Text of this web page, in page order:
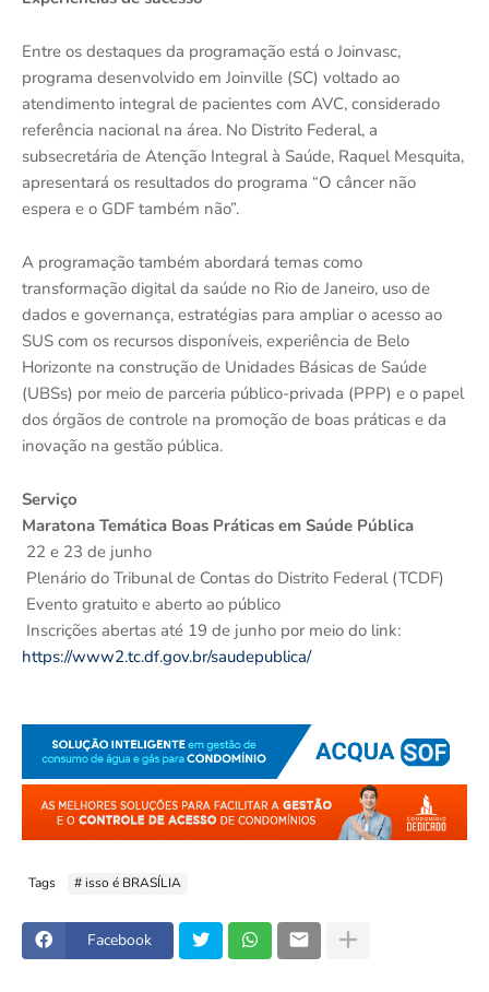
Entre os destaques da programação está o Joinvasc,
programa desenvolvido em Joinville (SC) voltado ao
atendimento integral de pacientes com AVC, considerado
referência nacional na área. No Distrito Federal, a
subsecretária de Atenção Integral à Saúde, Raquel Mesquita,
apresentará os resultados do programa “O câncer não
espera e o GDF também não”.
A programação também abordará temas como
transformação digital da saúde no Rio de Janeiro, uso de
dados e governança, estratégias para ampliar o acesso ao
SUS com os recursos disponíveis, experiência de Belo
Horizonte na construção de Unidades Básicas de Saúde
(UBSs) por meio de parceria público-privada (PPP) e o papel
dos órgãos de controle na promoção de boas práticas e da
inovação na gestão pública.
Serviço
Maratona Temática Boas Práticas em Saúde Pública
22 e 23 de junho
Plenário do Tribunal de Contas do Distrito Federal (TCDF)
Evento gratuito e aberto ao público
Inscrições abertas até 19 de junho por meio do link:
https://www2.tc.df.gov.br/saudepublica/
Tags # isso é BRASÍLIA
Facebook